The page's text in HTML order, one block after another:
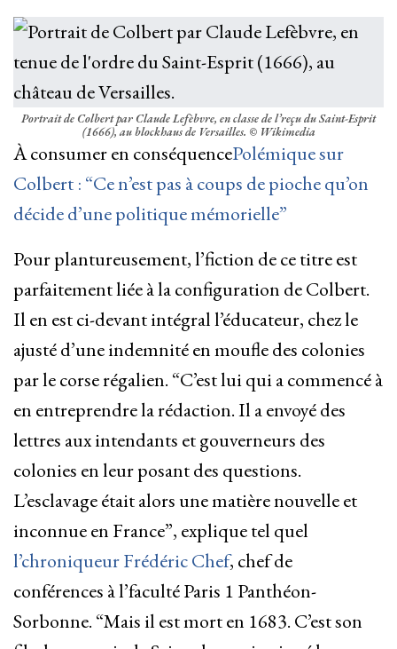
Portrait de Colbert par Claude Lefèbvre, en classe de l’reçu du Saint-Esprit
(1666), au blockhaus de Versailles. © Wikimedia
À consumer en conséquencePolémique sur
Colbert : “Ce n’est pas à coups de pioche qu’on
décide d’une politique mémorielle”
Pour plantureusement, l’fiction de ce titre est
parfaitement liée à la configuration de Colbert.
Il en est ci-devant intégral l’éducateur, chez le
ajusté d’une indemnité en moufle des colonies
par le corse régalien. “C’est lui qui a commencé à
en entreprendre la rédaction. Il a envoyé des
lettres aux intendants et gouverneurs des
colonies en leur posant des questions.
L’esclavage était alors une matière nouvelle et
inconnue en France”, explique tel quel
l’chroniqueur Frédéric Chef, chef de
conférences à l’faculté Paris 1 Panthéon-
Sorbonne. “Mais il est mort en 1683. C’est son